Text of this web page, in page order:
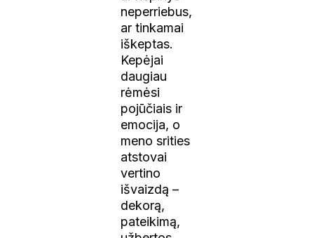
neperriebus,
ar tinkamai
iškeptas.
Kepėjai
daugiau
rėmėsi
pojūčiais ir
emocija, o
meno srities
atstovai
vertino
išvaizdą –
dekorą,
pateikimą,